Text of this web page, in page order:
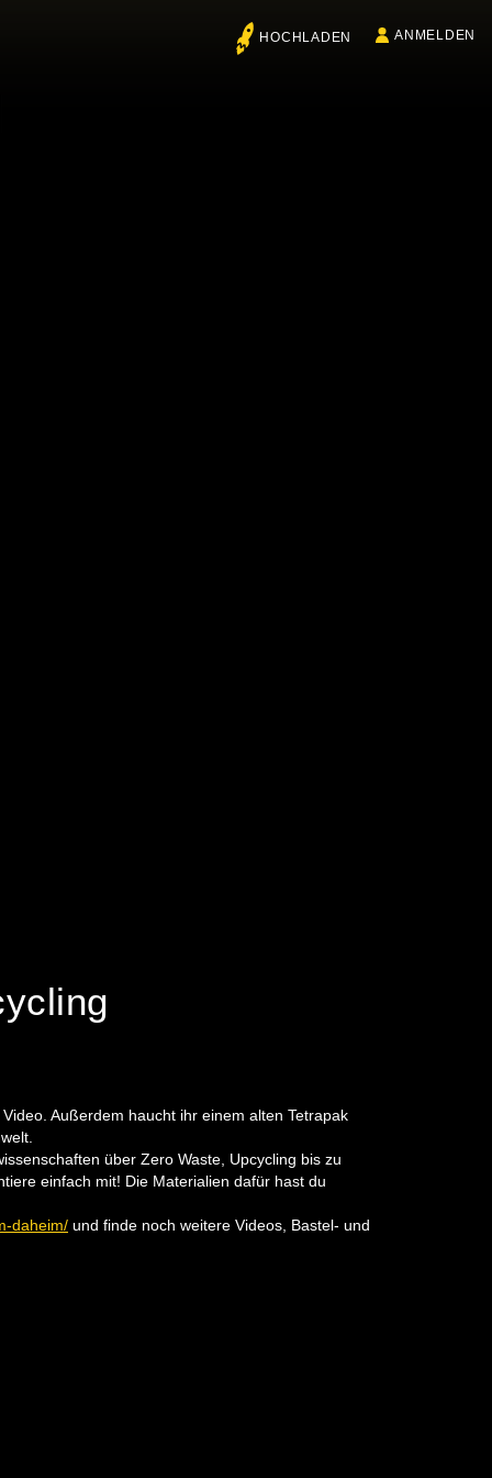
HOCHLADEN ANMELDEN
Außerdem haucht ihr einem alten Tetrapak
über Zero Waste, Upcycling bis zu
einfach mit! Die Materialien dafür hast du
daheim/ und finde noch weitere Videos, Bastel- und